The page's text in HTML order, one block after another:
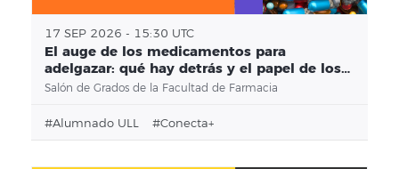
17 SEP 2026 - 15:30 UTC
El auge de los medicamentos para
adelgazar: qué hay detrás y el papel de los
hábitos
Salón de Grados de la Facultad de Farmacia
#alumnado ULL #conecta+